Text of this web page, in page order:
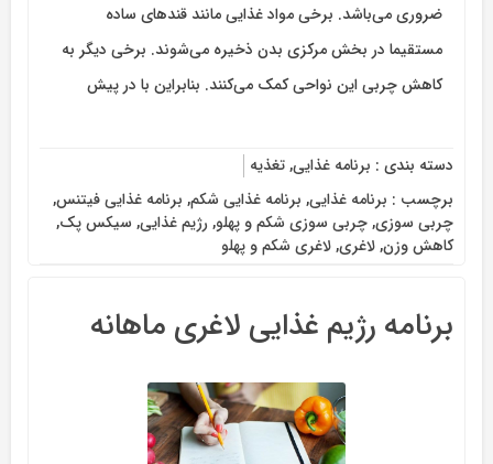
ضروری می‌باشد. برخی مواد غذایی مانند قندهای ساده
مستقیما در بخش مرکزی بدن ذخیره می‌شوند. برخی دیگر به
کاهش چربی این نواحی کمک می‌کنند. بنابراین با در پیش
دسته بندی : برنامه غذایی,تغذیه
برچسب : برنامه غذایی, برنامه غذایی شکم, برنامه غذایی فیتنس,
چربی سوزی,چربی سوزی شکم و پهلو, رژیم غذایی, سیکس پک,
کاهش وزن,لاغری,لاغری شکم و پهلو
برنامه رژیم غذایی لاغری ماهانه